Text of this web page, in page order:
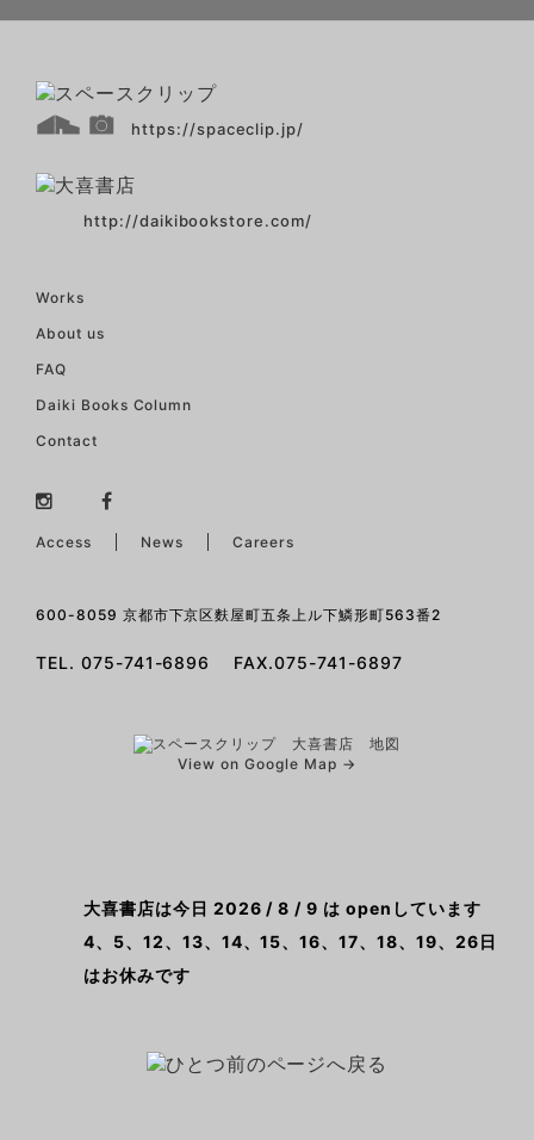
https://spaceclip.jp/
http://daikibookstore.com/
Works
About us
FAQ
Daiki Books Column
Contact
Access News Careers
600-8059 京都市下京区麩屋町五条上ル下鱗形町563番2
TEL. 075-741-6896 FAX.075-741-6897
View on Google Map →
大喜書店は今日 2026 / 8 / 9 は openしています
4、5、12、13、14、15、16、17、18、19、26日
はお休みです